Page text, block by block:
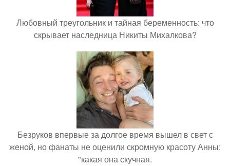
Любовный треугольник и тайная беременность: что
скрывает наследница Никиты Михалкова?
Безруков впервые за долгое время вышел в свет с
женой, но фанаты не оценили скромную красоту Анны:
"какая она скучная.